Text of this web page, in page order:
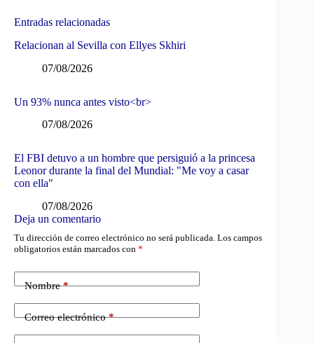
Entradas relacionadas
Relacionan al Sevilla con Ellyes Skhiri
07/08/2026
Un 93% nunca antes visto<br>
07/08/2026
El FBI detuvo a un hombre que persiguió a la princesa
Leonor durante la final del Mundial: "Me voy a casar
con ella"
07/08/2026
Deja un comentario
Tu dirección de correo electrónico no será publicada. Los campos
obligatorios están marcados con *
Nombre*
Correo electrónico*